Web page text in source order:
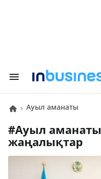
ауыл аманаты
# ауыл аманаты
жаңалықтар